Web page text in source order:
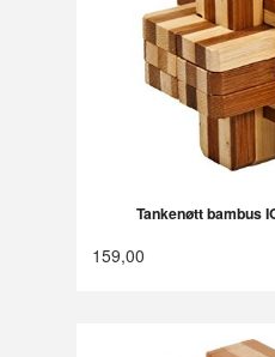
Tankenøtt bambus
159,00